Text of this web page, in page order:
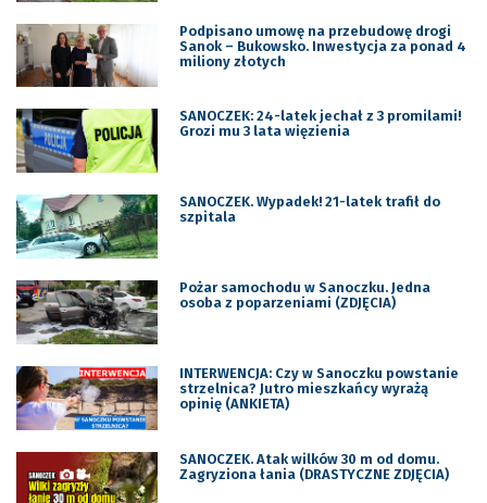
Podpisano umowę na przebudowę drogi
Sanok – Bukowsko. Inwestycja za ponad 4
miliony złotych
SANOCZEK: 24-latek jechał z 3 promilami!
Grozi mu 3 lata więzienia
SANOCZEK. Wypadek! 21-latek trafił do
szpitala
Pożar samochodu w Sanoczku. Jedna
osoba z poparzeniami (ZDJĘCIA)
INTERWENCJA: Czy w Sanoczku powstanie
strzelnica? Jutro mieszkańcy wyrażą
opinię (ANKIETA)
SANOCZEK. Atak wilków 30 m od domu.
Zagryziona łania (DRASTYCZNE ZDJĘCIA)